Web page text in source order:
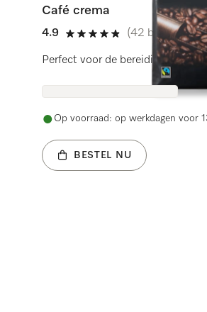
Café crema
4.9
4.9 sterren op 5
(42
Perfect voor de bereiding van
Op voorraad: op werkdagen voor
BESTEL NU